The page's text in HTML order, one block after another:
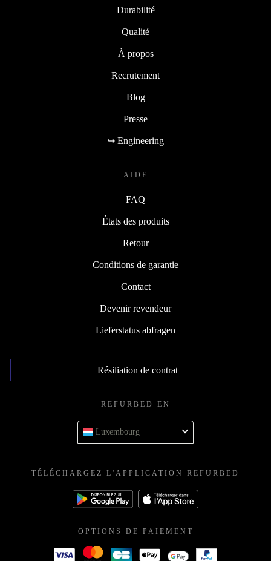
Durabilité
Qualité
À propos
Recrutement
Blog
Presse
↪ Engineering
AIDE
FAQ
États des produits
Retour
Conditions de garantie
Contact
Devenir revendeur
Lieferstatus abfragen
Résiliation de contrat
REFURBED EN
Luxembourg
TÉLÉCHARGEZ L'APPLICATION REFURBED
OPTIONS DE PAIEMENT